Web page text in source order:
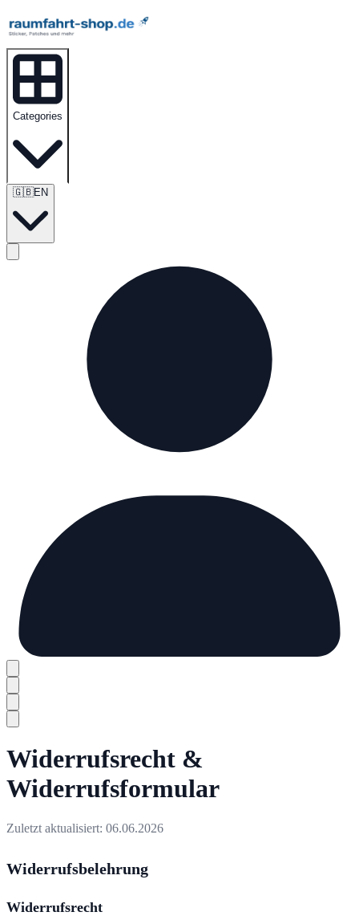
Categories
🇬🇧EN
Widerrufsrecht &
Widerrufsformular
Zuletzt aktualisiert: 06.06.2026
Widerrufsbelehrung
Widerrufsrecht